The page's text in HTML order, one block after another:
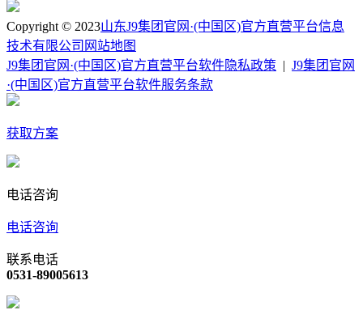
Copyright © 2023山东J9集团官网·(中国区)官方直营平台信息
技术有限公司 网站地图
J9集团官网·(中国区)官方直营平台软件隐私政策
J9集团官网
·(中国区)官方直营平台软件服务条款
获取方案
电话咨询
电话咨询
联系电话
0531-89005613